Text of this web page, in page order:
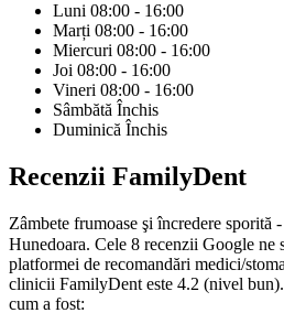
Luni 08:00 - 16:00
Marți 08:00 - 16:00
Miercuri 08:00 - 16:00
Joi 08:00 - 16:00
Vineri 08:00 - 16:00
Sâmbătă Închis
Duminică Închis
Recenzii FamilyDent
Zâmbete frumoase şi încredere sporită
Hunedoara. Cele 8 recenzii Google
platformei de recomandări medici/
clinicii FamilyDent este 4.2 (nivel
cum a fost: